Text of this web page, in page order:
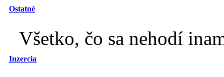
Ostatné
Všetko, čo sa nehodí
Inzercia